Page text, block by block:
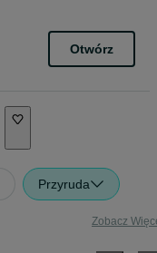
Otwórz
Przyruda
Zobacz